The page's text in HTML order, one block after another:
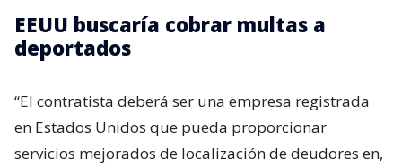
EEUU buscaría cobrar multas a
deportados
“El contratista deberá ser una empresa registrada
en Estados Unidos que pueda proporcionar
servicios mejorados de localización de deudores en,